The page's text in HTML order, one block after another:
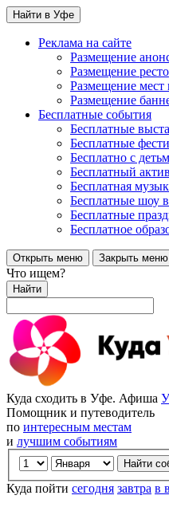
Найти в Уфе
Реклама на сайте
Размещение
Размещение
Размещение
Размещение
Бесплатные события
Бесплатные
Бесплатные
Бесплатно с
Бесплатный
Бесплатная
Бесплатные шоу
Бесплатные
Бесплатное
Открыть меню Закрыть меню
Что ищем?
Найти
Куда сходить в Уфе. Афиша
Помощник и путеводитель
по интересным местам
и лучшим событиям
Куда пойти сегодня завтра в